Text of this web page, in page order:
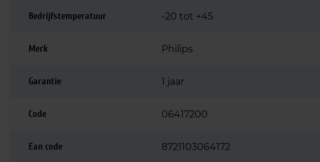
Bedrijfstemperatuur -20 tot +45
Merk Philips
Garantie 1 jaar
Code 06417200
Ean code 8721103064172